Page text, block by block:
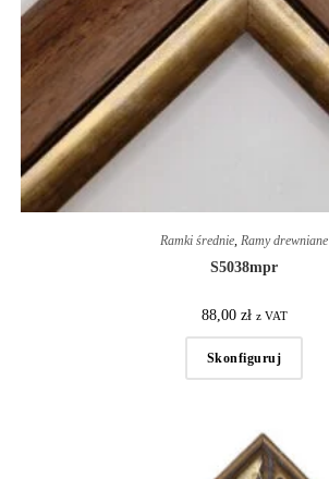
Ramki średnie, Ramy drewniane
S5038mpr
88,00 zł z VAT
Skonfiguruj